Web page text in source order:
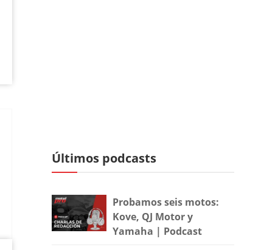
Últimos podcasts
Probamos seis motos:
Kove, QJ Motor y
Yamaha | Podcast